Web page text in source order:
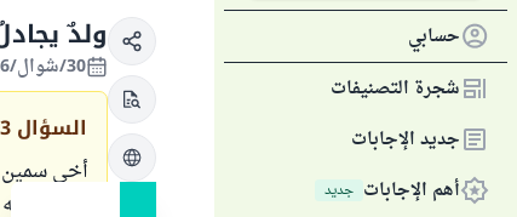
حسابي
شجرة التصنيفات
جديد الإجابات
أهم الإجابات جديد
ولدٌ
30/شوال/1426 الموافق 02/ديسمبر/2005
السؤال
أخي سمين
ترضى